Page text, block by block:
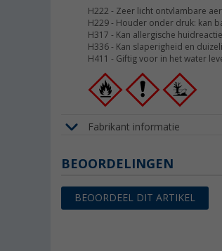
H222 - Zeer licht ontvlambare
H229 - Houder onder druk: kan
H317 - Kan allergische
H336 - Kan slaperigheid en
H411 - Giftig voor in het water
Fabrikant informatie
BEOORDELINGEN
BEOORDEEL DIT ARTIKEL